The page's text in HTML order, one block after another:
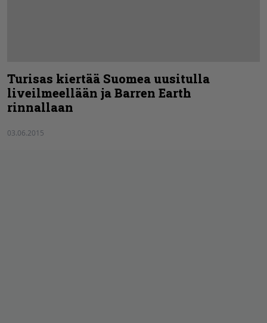
Turisas kiertää Suomea uusitulla
liveilmeellään ja Barren Earth
rinnallaan
03.06.2015